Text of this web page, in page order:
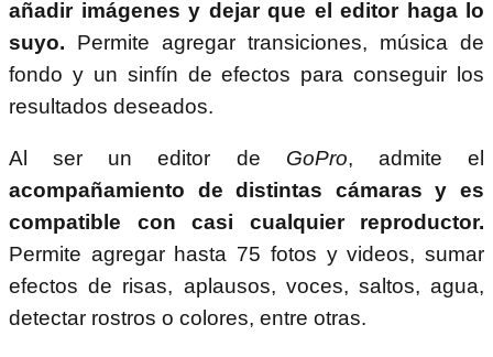
añadir imágenes y dejar que el editor haga lo
suyo. Permite agregar transiciones, música de
fondo y un sinfín de efectos para conseguir los
resultados deseados.
Al ser un editor de GoPro, admite el
acompañamiento de distintas cámaras y es
compatible con casi cualquier reproductor.
Permite agregar hasta 75 fotos y videos, sumar
efectos de risas, aplausos, voces, saltos, agua,
detectar rostros o colores, entre otras.